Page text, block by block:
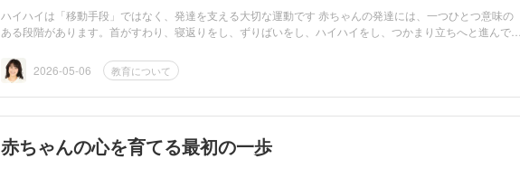
ハイハイは「移動手段」ではなく、発達を支える大切な運動です 赤ちゃんの発達には、一つひとつ意味の
ある段階があります。首がすわり、寝返りをし、ずりばいをし、ハイハイをし、つかまり立ちへと進んで
2026-05-06
教育について
赤ちゃんの心を育てる最初の一歩